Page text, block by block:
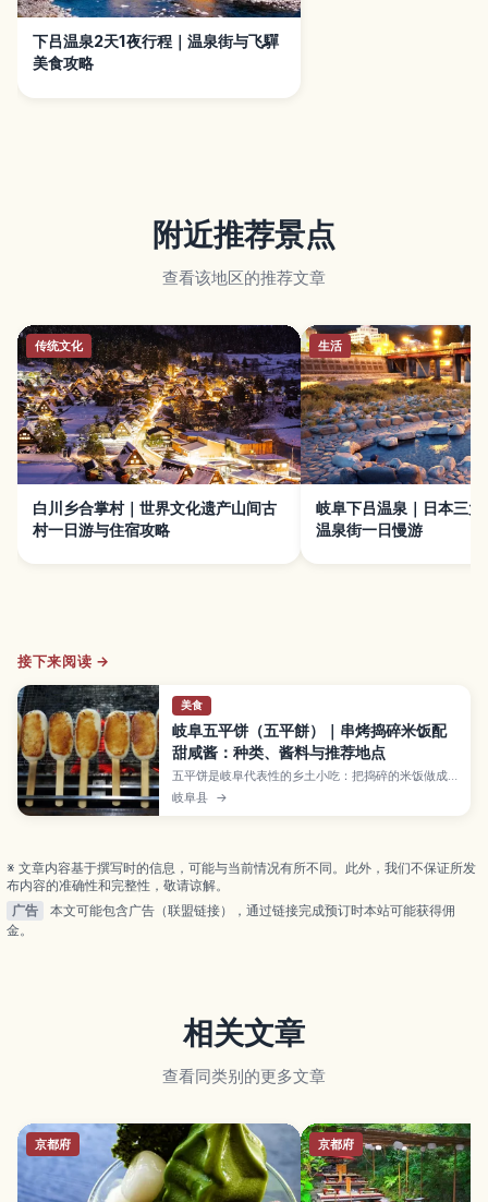
下吕温泉2天1夜行程｜温泉街与飞驒
美食攻略
附近推荐景点
查看该地区的推荐文章
传统文化
白川乡合掌村｜世界文化遗产山间古
村一日游与住宿攻略
生活
岐阜下吕温泉｜日本三大
温泉街一日慢游
接下来阅读 →
美食
岐阜五平饼（五平餅）｜串烤捣碎米饭配
甜咸酱：种类、酱料与推荐地点
五平饼是岐阜代表性的乡土小吃：把捣碎的米饭做成
团或扁片，串在竹签上，刷上甜咸酱后烤到香气四
溢。形状有圆形、草鞋形等，酱料也会因地区不同而
岐阜县 →
※ 文章内容基于撰写时的信息，可能与当前情况有所不同。此外，我们不保证所发
布内容的准确性和完整性，敬请谅解。
广告
本文可能包含广告（联盟链接），通过链接完成预订时本站可能获得佣
金。
相关文章
查看同类别的更多文章
京都府 京都府